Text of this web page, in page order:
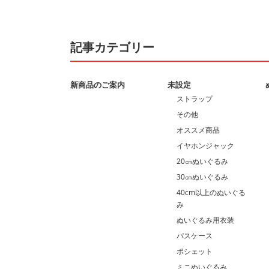
記事カテゴリー
新商品のご案内 未設定
ストラップ
その他
オススメ商品
イヤホンジャック
20㎝ぬいぐるみ
30㎝ぬいぐるみ
40cm以上のぬいぐる
み
ぬいぐるみ用衣装
パスケース
ポシェット
ミニぬいぐるみ